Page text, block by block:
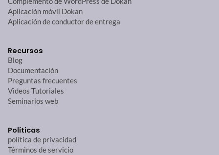
Aplicación móvil Dokan
Aplicación de conductor de entrega
Recursos
Blog
Documentación
Preguntas frecuentes
Videos Tutoriales
Seminarios web
Políticas
política de privacidad
Términos de servicio